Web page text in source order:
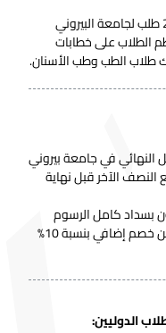
قامت وكالة امتياز بمعالجة أكثر من 2,000 طلب لجامعة البيروني
الطلاب على خطابات
النهائي في جامعة بيروني
النصف الآخر قبل نهاية
بسداد كامل الرسوم
السنوية قبل تاريخ 30 سبتمبر الاستفادة من خصم إضافي بنسبة 10%
الدوليين: